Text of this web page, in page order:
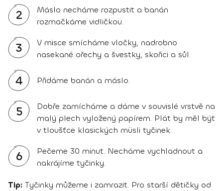
2
Máslo necháme rozpustit a banán
rozmačkáme vidličkou.
3
V misce smícháme vločky, nadrobno
nasekané ořechy a švestky, skořici a sůl.
4 Přidáme banán a máslo.
5
Dobře zamícháme a dáme v souvislé vrstvě na
malý plech vyložený papírem. Plát by měl být
v tloušťce klasických müsli tyčinek.
6
Pečeme 30 minut. Necháme vychladnout a
nakrájíme tyčinky.
Tip: Tyčinky můžeme i zamrazit. Pro starší dětičky od